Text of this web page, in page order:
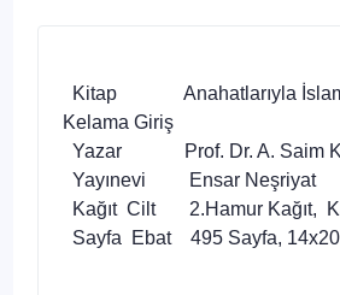
Kitap Anahatlarıyla İslam
Kelama Giriş
Yazar Prof. Dr. A. Saim
Yayınevi Ensar Neşriyat
Kağıt Cilt 2.Hamur Kağıt,
Sayfa Ebat 495 Sayfa, 14x20